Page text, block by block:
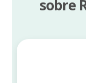
sobre